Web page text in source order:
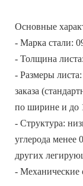
Основные
- Марка стали:
- Толщина
- Размеры
заказа
по ширине и до
- Структура:
углерода менее
других
- Механические